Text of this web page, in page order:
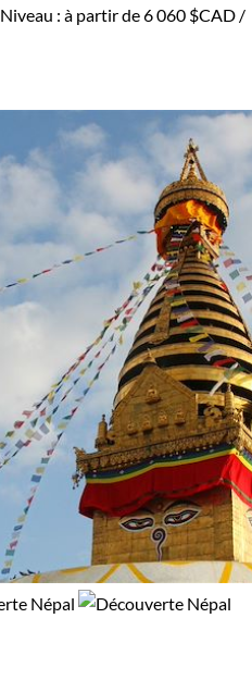
Niveau : à partir de6 060 $CAD /